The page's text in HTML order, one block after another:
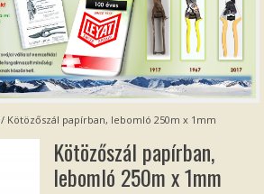
/ Kötözőszál papírban, lebomló 250m x 1mm
Kötözőszál papírban,
lebomló 250m x 1mm